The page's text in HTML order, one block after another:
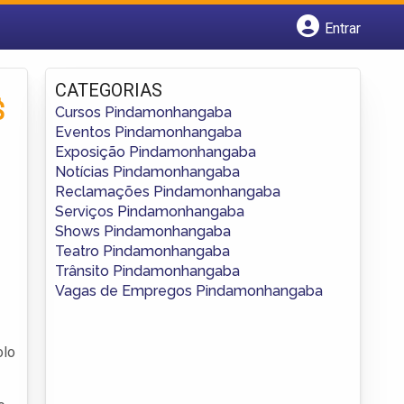
Entrar
Fazer login
Criar conta
CATEGORIAS
Cursos Pindamonhangaba
Eventos Pindamonhangaba
Exposição Pindamonhangaba
Notícias Pindamonhangaba
Reclamações Pindamonhangaba
Serviços Pindamonhangaba
Shows Pindamonhangaba
Teatro Pindamonhangaba
Trânsito Pindamonhangaba
Vagas de Empregos Pindamonhangaba